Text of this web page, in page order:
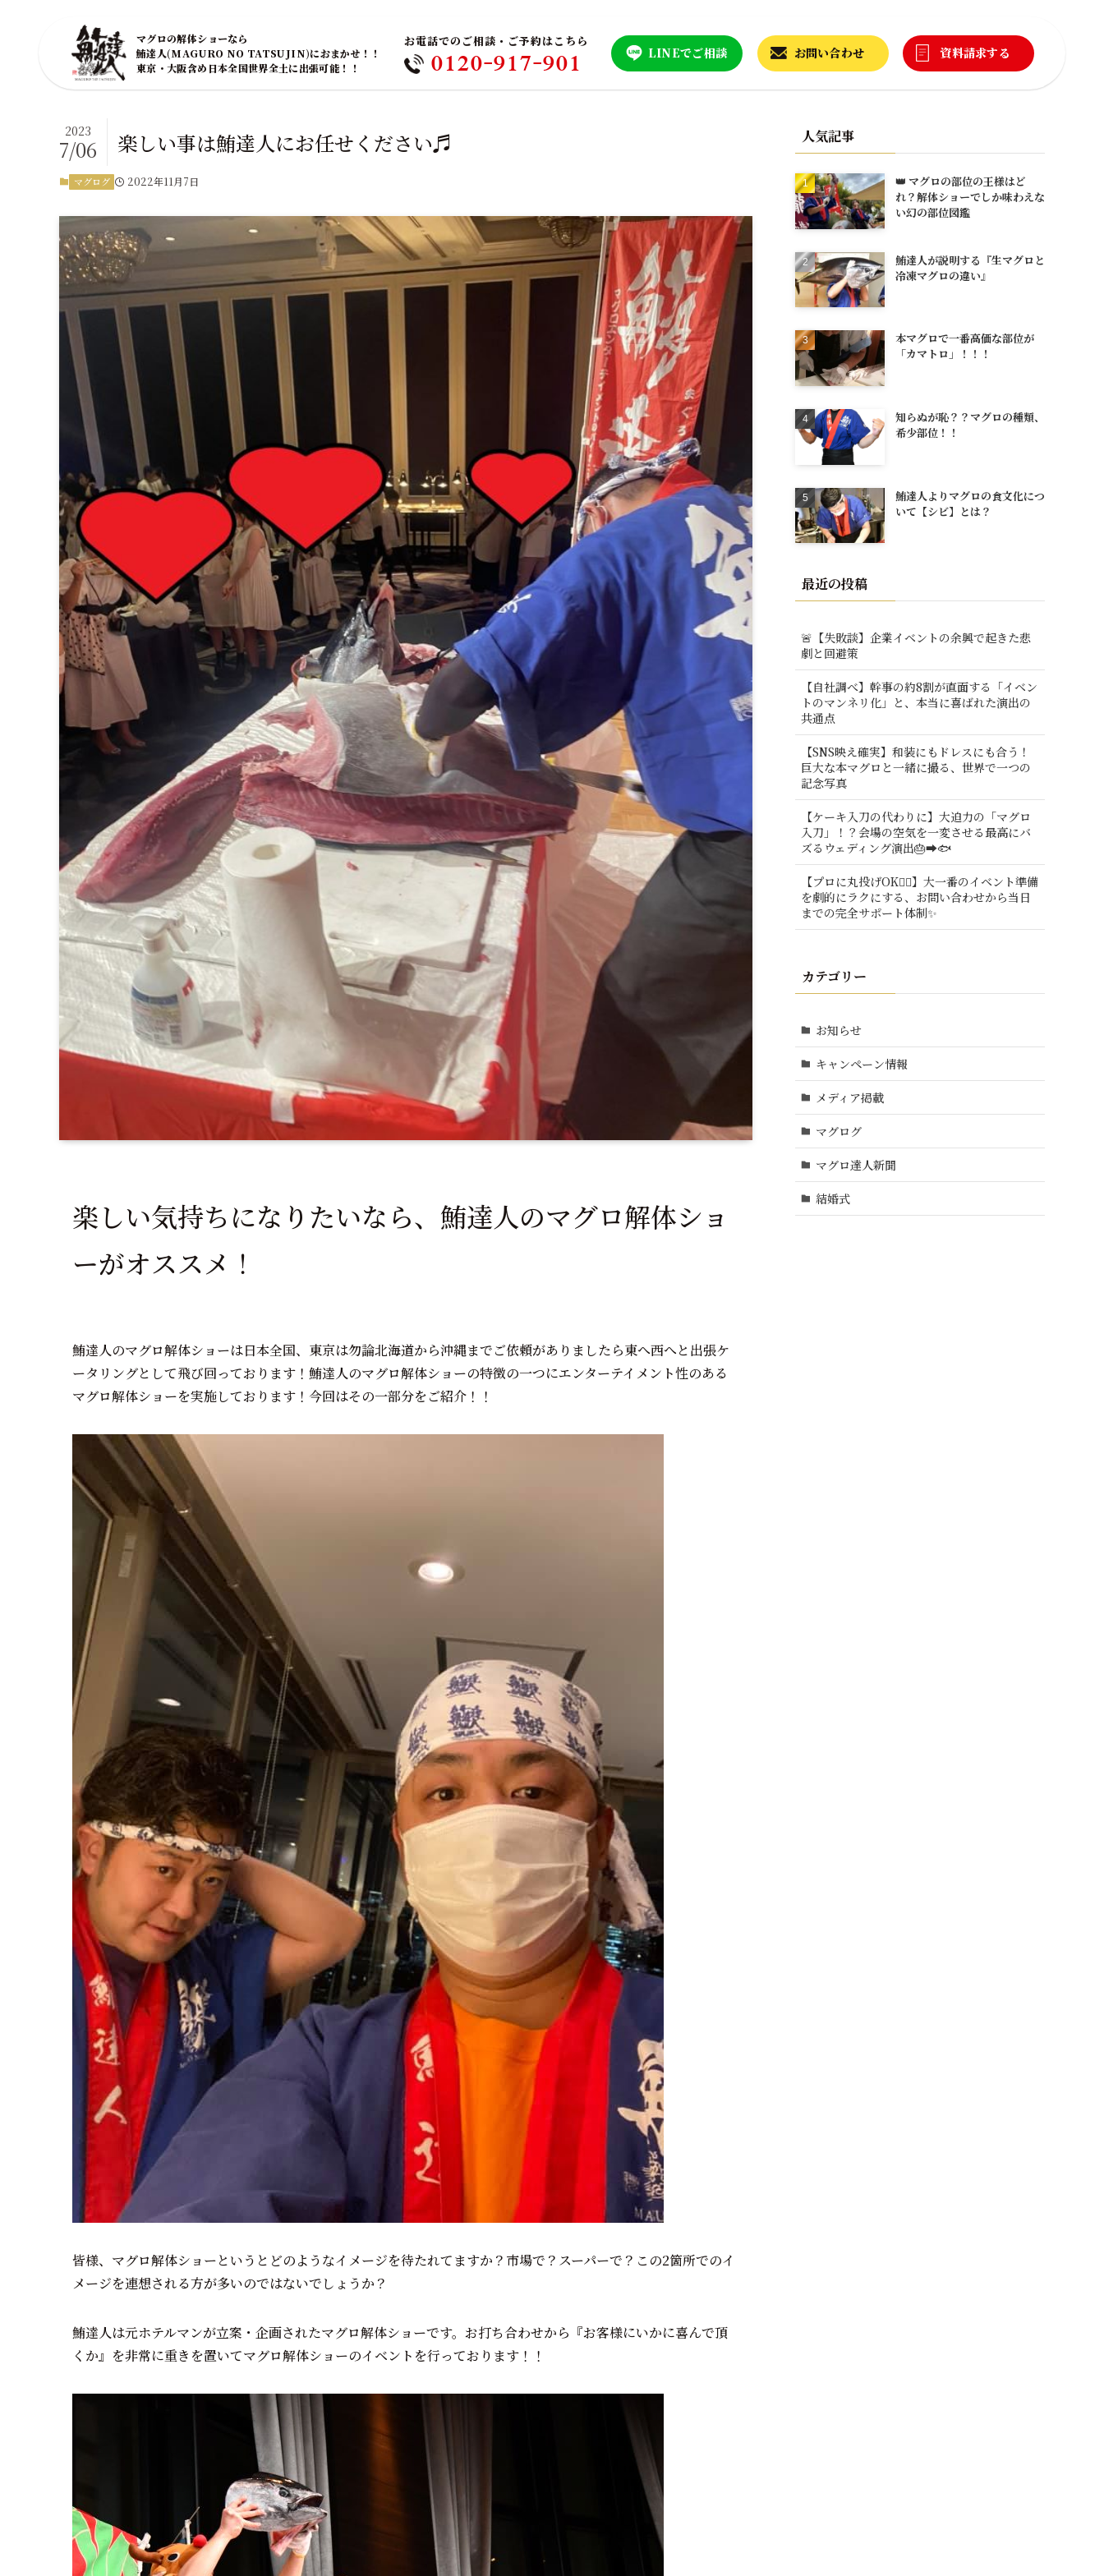
マグロの解体ショーなら
鮪達人(MAGURO NO TATSUJIN)におまかせ！！
東京・大阪含め日本全国世界全土に出張可能！！
お電話でのご相談・ご予約はこちら
0120-917-901 LINEでご相談 お問い合わせ 資料請求する
楽しい事は鮪達人にお任せください♬
2023
7/06
マグログ 2022年11月7日
楽しい気持ちになりたいなら、鮪達人のマグロ解体ショ
ーがオススメ！
鮪達人のマグロ解体ショーは日本全国、東京は勿論北海道から沖縄までご依頼がありましたら東へ西へと出張ケ
ータリングとして飛び回っております！鮪達人のマグロ解体ショーの特徴の一つにエンターテイメント性のある
マグロ解体ショーを実施しております！今回はその一部分をご紹介！！
皆様、マグロ解体ショーというとどのようなイメージを待たれてますか？市場で？スーパーで？この2箇所でのイ
メージを連想される方が多いのではないでしょうか？
鮪達人は元ホテルマンが立案・企画されたマグロ解体ショーです。お打ち合わせから『お客様にいかに喜んで頂
くか』を非常に重きを置いてマグロ解体ショーのイベントを行っております！！
人気記事
👑 マグロの部位の王様はど
れ？解体ショーでしか味わえな
い幻の部位図鑑
鮪達人が説明する『生マグロと
冷凍マグロの違い』
本マグロで一番高価な部位が
「カマトロ」！！！
知らぬが恥？？マグロの種類、
希少部位！！
鮪達人よりマグロの食文化につ
いて【シビ】とは？
最近の投稿
🚨【失敗談】企業イベントの余興で起きた悲
劇と回避策
【自社調べ】幹事の約8割が直面する「イベン
トのマンネリ化」と、本当に喜ばれた演出の
共通点
【SNS映え確実】和装にもドレスにも合う！
巨大な本マグロと一緒に撮る、世界で一つの
記念写真
【ケーキ入刀の代わりに】大迫力の「マグロ
入刀」！？会場の空気を一変させる最高にバ
ズるウェディング演出🎂➡️🐟
【プロに丸投げOK🙆‍♂️】大一番のイベント準備
を劇的にラクにする、お問い合わせから当日
までの完全サポート体制✨
カテゴリー
お知らせ
キャンペーン情報
メディア掲載
マグログ
マグロ達人新聞
結婚式